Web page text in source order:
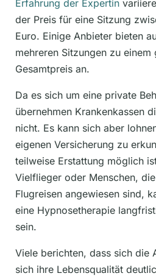
Erfahrung der Expertin
der Preis für eine Sitzung
Euro. Einige Anbieter bieten
mehreren Sitzungen zu einem
Gesamtpreis an.
Da es sich um eine private
übernehmen Krankenkassen
nicht. Es kann sich aber
eigenen Versicherung zu
teilweise Erstattung möglich
Vielflieger oder Menschen,
Flugreisen angewiesen sind,
eine Hypnosetherapie
sein.
Viele berichten, dass sich die
sich ihre Lebensqualität